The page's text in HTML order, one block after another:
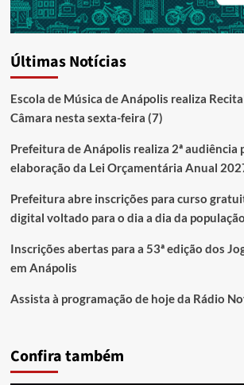
Últimas Notícias
Escola de Música de Anápolis realiza
Câmara nesta sexta-feira (7)
Prefeitura de Anápolis realiza 2ª audiência
elaboração da Lei Orçamentária Anual
Prefeitura abre inscrições para curso
digital voltado para o dia a dia da
Inscrições abertas para a 53ª edição dos
em Anápolis
Assista à programação de hoje da Rádio
Confira também